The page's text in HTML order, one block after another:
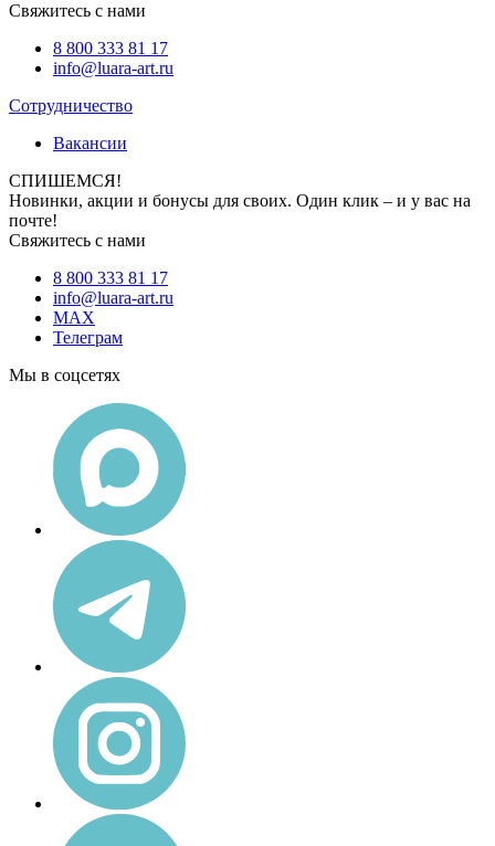
Свяжитесь с нами
8 800 333 81 17
info@luara-art.ru
Сотрудничество
Вакансии
СПИШЕМСЯ!
Новинки, акции и бонусы для своих. Один клик – и у вас на
почте!
Свяжитесь с нами
8 800 333 81 17
info@luara-art.ru
MAX
Телеграм
Мы в соцсетях